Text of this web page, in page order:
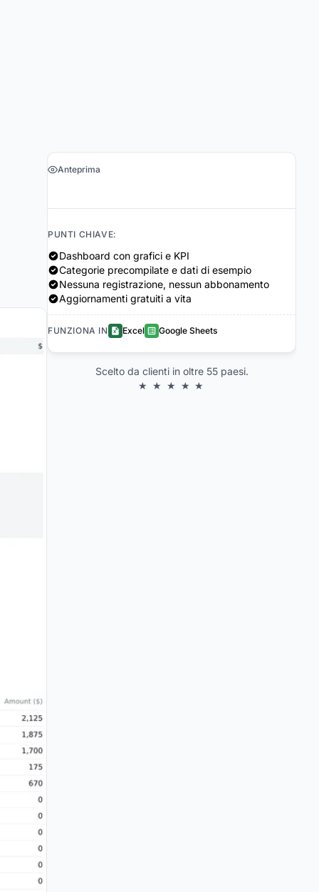
Anteprima
PUNTI CHIAVE:
Dashboard con grafici e KPI
Categorie precompilate e dati di esempio
Nessuna registrazione, nessun abbonamento
Aggiornamenti gratuiti a vita
FUNZIONA IN Excel Google Sheets
Scelto da clienti in oltre 55 paesi.
★ ★ ★ ★ ★